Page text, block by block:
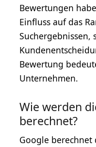
Bewertungen
Einfluss auf das
Suchergebnissen,
Bewertung
Unternehmen.
Wie werden
berechnet?
Google